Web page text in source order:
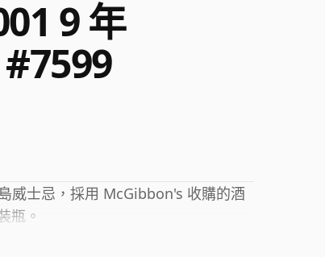
9 年
威士忌，採用 McGibbon's 收購的酒
瓶。